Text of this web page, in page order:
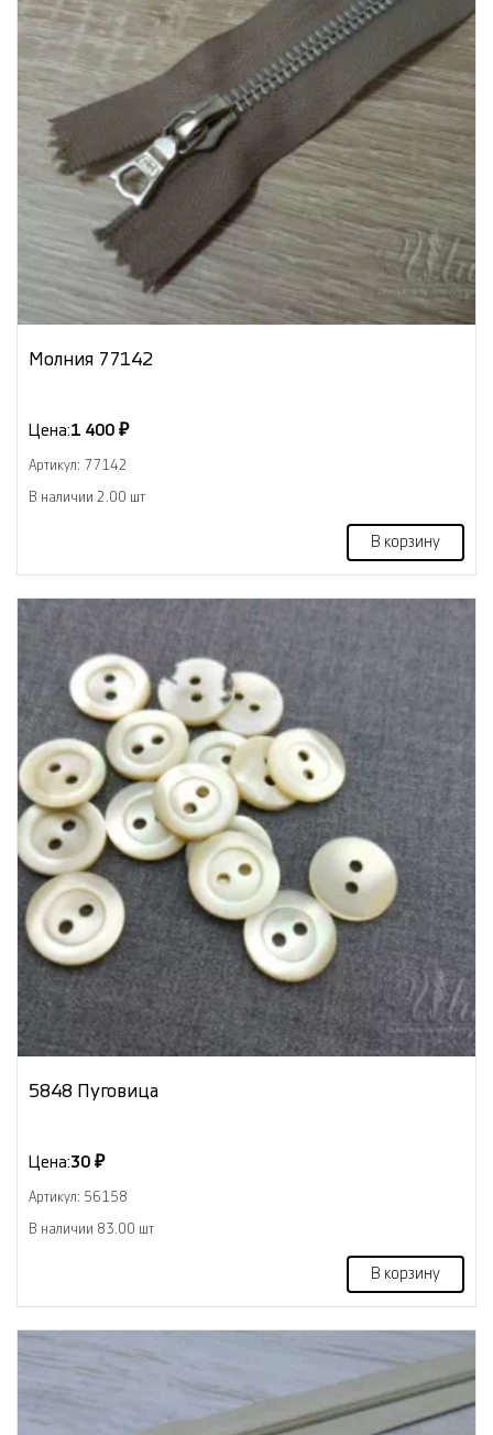
Молния 77142
Цена:1 400 ₽
Артикул: 77142
В наличии 2.00 шт
В корзину
5848 Пуговица
Цена:30 ₽
Артикул: 56158
В наличии 83.00 шт
В корзину